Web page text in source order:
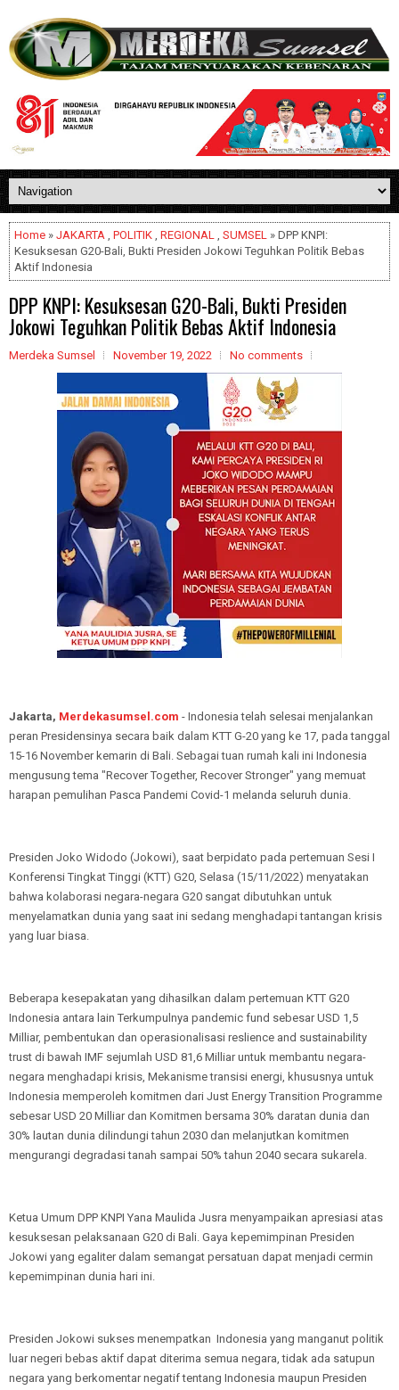
Home » JAKARTA , POLITIK , REGIONAL , SUMSEL » DPP KNPI:
Kesuksesan G20-Bali, Bukti Presiden Jokowi Teguhkan Politik Bebas
Aktif Indonesia
DPP KNPI: Kesuksesan G20-Bali, Bukti Presiden
Jokowi Teguhkan Politik Bebas Aktif Indonesia
Merdeka Sumsel November 19, 2022 No comments
Jakarta, Merdekasumsel.com - Indonesia telah selesai menjalankan
peran Presidensinya secara baik dalam KTT G-20 yang ke 17, pada tanggal
15-16 November kemarin di Bali. Sebagai tuan rumah kali ini Indonesia
mengusung tema "Recover Together, Recover Stronger" yang memuat
harapan pemulihan Pasca Pandemi Covid-1 melanda seluruh dunia.
Presiden Joko Widodo (Jokowi), saat berpidato pada pertemuan Sesi I
Konferensi Tingkat Tinggi (KTT) G20, Selasa (15/11/2022) menyatakan
bahwa kolaborasi negara-negara G20 sangat dibutuhkan untuk
menyelamatkan dunia yang saat ini sedang menghadapi tantangan krisis
yang luar biasa.
Beberapa kesepakatan yang dihasilkan dalam pertemuan KTT G20
Indonesia antara lain Terkumpulnya pandemic fund sebesar USD 1,5
Milliar, pembentukan dan operasionalisasi reslience and sustainability
trust di bawah IMF sejumlah USD 81,6 Milliar untuk membantu negara-
negara menghadapi krisis, Mekanisme transisi energi, khususnya untuk
Indonesia memperoleh komitmen dari Just Energy Transition Programme
sebesar USD 20 Milliar dan Komitmen bersama 30% daratan dunia dan
30% lautan dunia dilindungi tahun 2030 dan melanjutkan komitmen
mengurangi degradasi tanah sampai 50% tahun 2040 secara sukarela.
Ketua Umum DPP KNPI Yana Maulida Jusra menyampaikan apresiasi atas
kesuksesan pelaksanaan G20 di Bali. Gaya kepemimpinan Presiden
Jokowi yang egaliter dalam semangat persatuan dapat menjadi cermin
kepemimpinan dunia hari ini.
Presiden Jokowi sukses menempatkan Indonesia yang manganut politik
luar negeri bebas aktif dapat diterima semua negara, tidak ada satupun
negara yang berkomentar negatif tentang Indonesia maupun Presiden